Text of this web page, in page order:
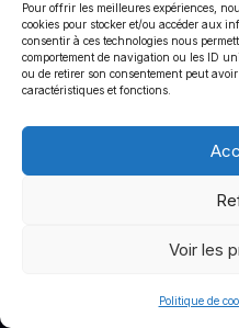
Pour offrir les meilleures expériences,
cookies pour stocker et/ou accéder aux
consentir à ces technologies nous
comportement de navigation ou les ID
ou de retirer son consentement peut
caractéristiques et fonctions.
Voir les
Politique de